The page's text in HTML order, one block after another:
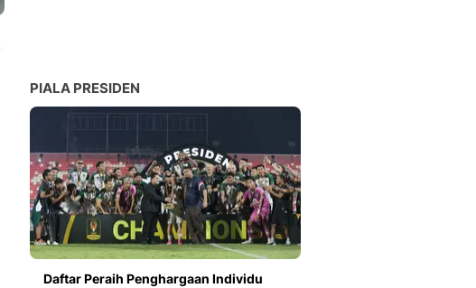
PIALA PRESIDEN
Daftar Peraih Penghargaan Individu